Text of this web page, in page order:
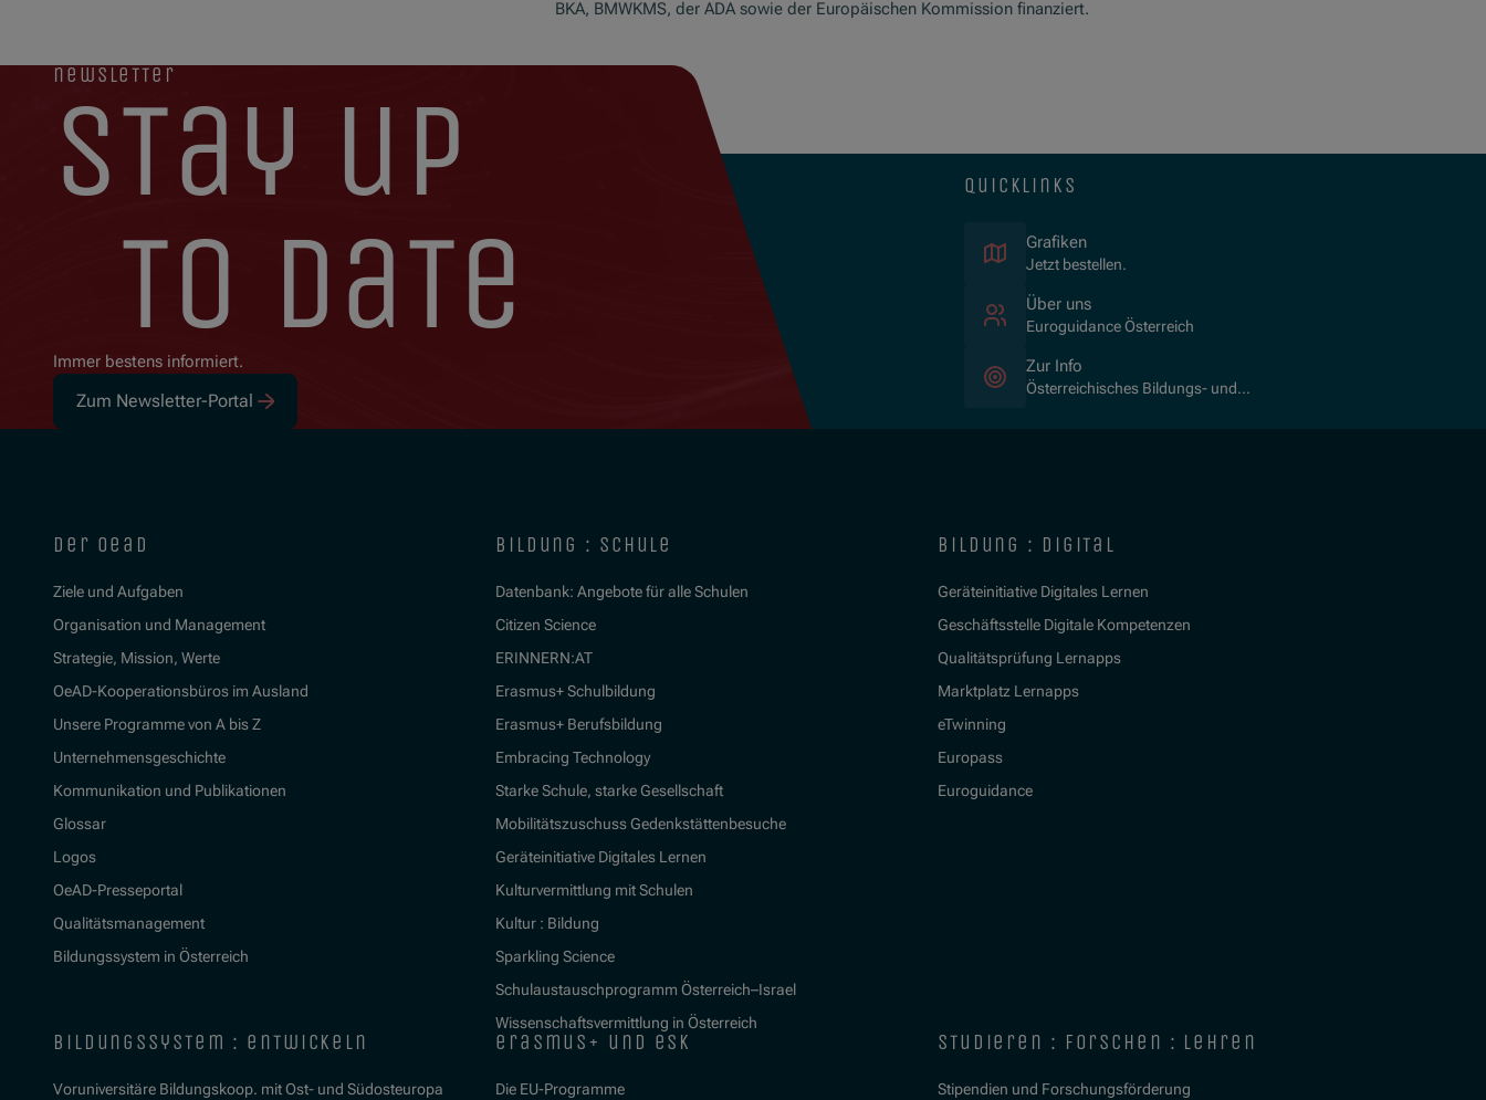
BKA, BMWKMS, der ADA sowie der Europäischen Kommission finanziert.
newsletter
stay up
to date
Immer bestens informiert.
Zum Newsletter-Portal
quicklinks
Grafiken
Jetzt bestellen.
Über uns
Euroguidance Österreich
Zur Info
Österreichisches Bildungs- und
der oead
Ziele und Aufgaben
Organisation und Management
Strategie, Mission, Werte
OeAD-Kooperationsbüros im Ausland
Unsere Programme von A bis Z
Unternehmensgeschichte
Kommunikation und Publikationen
Glossar
Logos
OeAD-Presseportal
Qualitätsmanagement
Bildungssystem in Österreich
bildung : schule
Datenbank: Angebote für alle Schulen
Citizen Science
ERINNERN:AT
Erasmus+ Schulbildung
Erasmus+ Berufsbildung
Embracing Technology
Starke Schule, starke Gesellschaft
Mobilitätszuschuss Gedenkstättenbesuche
Geräteinitiative Digitales Lernen
Kulturvermittlung mit Schulen
Kultur : Bildung
Sparkling Science
Schulaustauschprogramm Österreich–Israel
Wissenschaftsvermittlung in Österreich
bildung : digital
Geräteinitiative Digitales Lernen
Geschäftsstelle Digitale Kompetenzen
Qualitätsprüfung Lernapps
Marktplatz Lernapps
eTwinning
Europass
Euroguidance
bildungssystem : entwickeln
Voruniversitäre Bildungskoop. mit Ost- und Südosteuropa
erasmus+ und esk
Die EU-Programme
studieren : forschen : lehren
Stipendien und Forschungsförderung